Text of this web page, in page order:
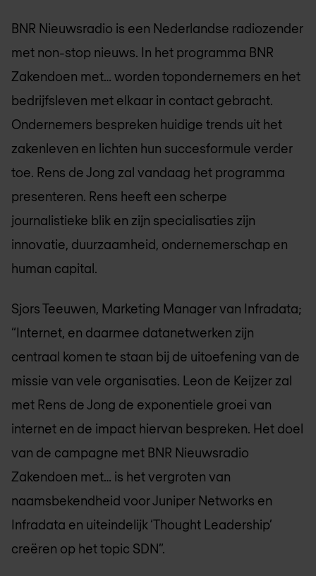
BNR Nieuwsradio is een Nederlandse radiozender
met non-stop nieuws. In het programma BNR
Zakendoen met… worden topondernemers en het
bedrijfsleven met elkaar in contact gebracht.
Ondernemers bespreken huidige trends uit het
zakenleven en lichten hun succesformule verder
toe. Rens de Jong zal vandaag het programma
presenteren. Rens heeft een scherpe
journalistieke blik en zijn specialisaties zijn
innovatie, duurzaamheid, ondernemerschap en
human capital.
Sjors Teeuwen, Marketing Manager van Infradata;
“Internet, en daarmee datanetwerken zijn
centraal komen te staan bij de uitoefening van de
missie van vele organisaties. Leon de Keijzer zal
met Rens de Jong de exponentiele groei van
internet en de impact hiervan bespreken. Het doel
van de campagne met BNR Nieuwsradio
Zakendoen met… is het vergroten van
naamsbekendheid voor Juniper Networks en
Infradata en uiteindelijk ‘Thought Leadership’
creëren op het topic SDN”.